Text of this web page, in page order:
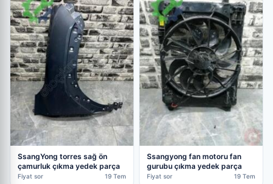
SsangYong torres sağ ön
çamurluk çıkma yedek parça
Fiyat sor 19 Tem
Ssangyong fan motoru fan
gurubu çıkma yedek parça
Fiyat sor 19 Tem